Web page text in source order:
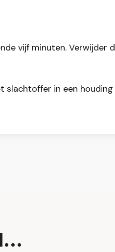
vijf minuten. Verwijder
slachtoffer in een